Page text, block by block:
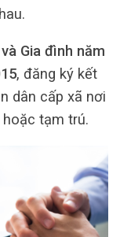
Gia đình năm
, đăng ký kết
dân cấp xã nơi
tạm trú.